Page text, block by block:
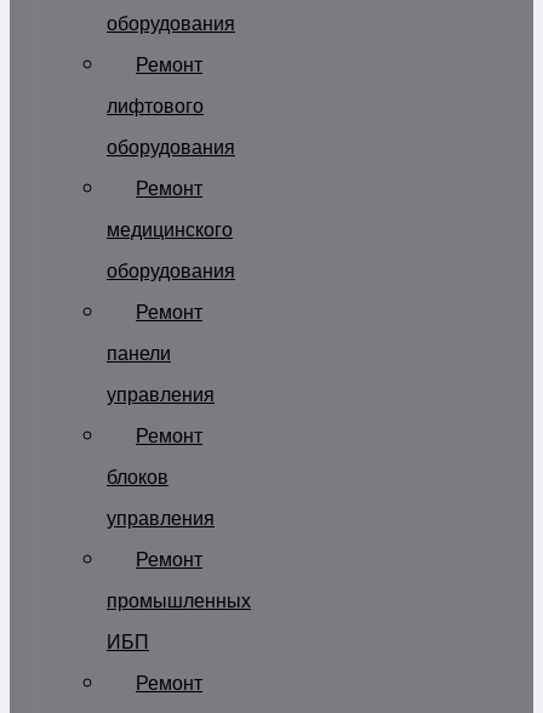
оборудования
Ремонт
лифтового
оборудования
Ремонт
медицинского
оборудования
Ремонт
панели
управления
Ремонт
блоков
управления
Ремонт
промышленных
ИБП
Ремонт